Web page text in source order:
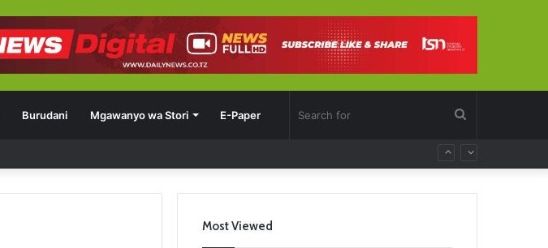
Burudani Mgawanyo wa Stori E-Paper
Most Viewed